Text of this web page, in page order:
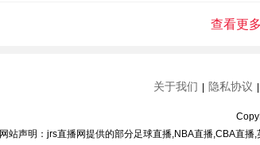
查看更
关于我们 隐私协议
网站声明：jrs直播网提供的部分足球直播,NBA直播,CBA直